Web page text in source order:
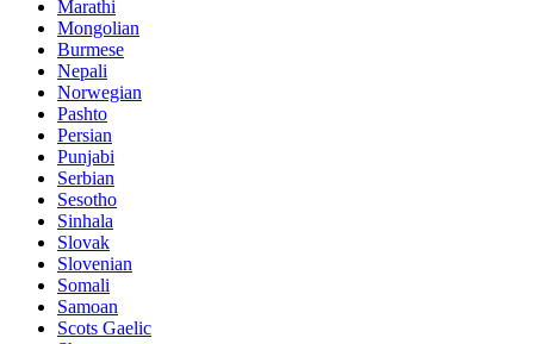
Marathi
Mongolian
Burmese
Nepali
Norwegian
Pashto
Persian
Punjabi
Serbian
Sesotho
Sinhala
Slovak
Slovenian
Somali
Samoan
Scots Gaelic